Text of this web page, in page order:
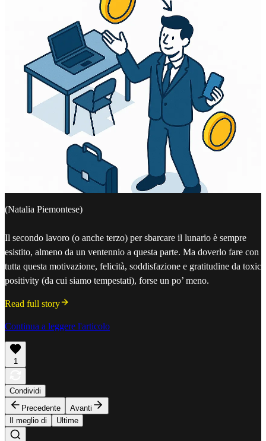
(Natalia Piemontese)
Il secondo lavoro (o anche terzo) per sbarcare il lunario è sempre
esistito, almeno da un ventennio a questa parte. Ma doverlo fare con
tutta questa motivazione, felicità, soddisfazione e gratitudine da toxic
positivity (da cui siamo tempestati), forse un po’ meno.
Read full story
Continua a leggere l'articolo
1
Condividi
Precedente
Avanti
Il meglio di
Ultime